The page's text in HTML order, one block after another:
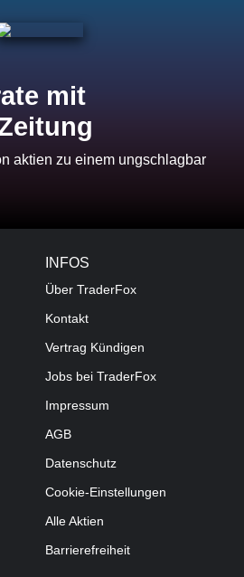
mit
aktien zu einem ungschlagbar
INFOS
Über TraderFox
Kontakt
Vertrag Kündigen
Jobs bei TraderFox
Impressum
AGB
Datenschutz
Cookie-Einstellungen
Alle Aktien
Barrierefreiheit